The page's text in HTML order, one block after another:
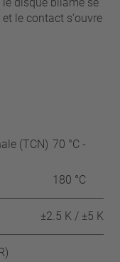
le contact s‘ouvre
(TCN) 70 °C -
180 °C
±2.5 K / ±5 K